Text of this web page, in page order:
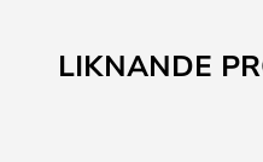
till
början
LIKNANDE